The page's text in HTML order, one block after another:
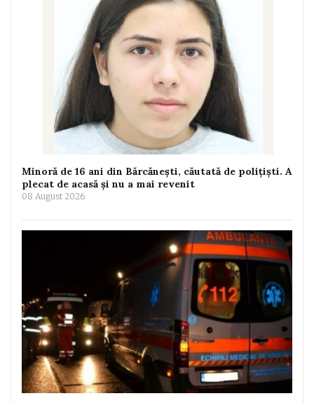
Minoră de 16 ani din Bărcănești, căutată de polițiști. A
plecat de acasă și nu a mai revenit
08 August 2026